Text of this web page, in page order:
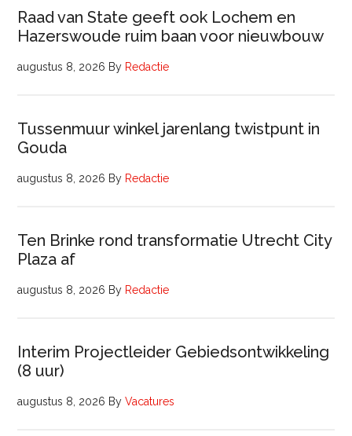
Raad van State geeft ook Lochem en
Hazerswoude ruim baan voor nieuwbouw
augustus 8, 2026 By Redactie
Tussenmuur winkel jarenlang twistpunt in
Gouda
augustus 8, 2026 By Redactie
Ten Brinke rond transformatie Utrecht City
Plaza af
augustus 8, 2026 By Redactie
Interim Projectleider Gebiedsontwikkeling
(8 uur)
augustus 8, 2026 ByVacatures